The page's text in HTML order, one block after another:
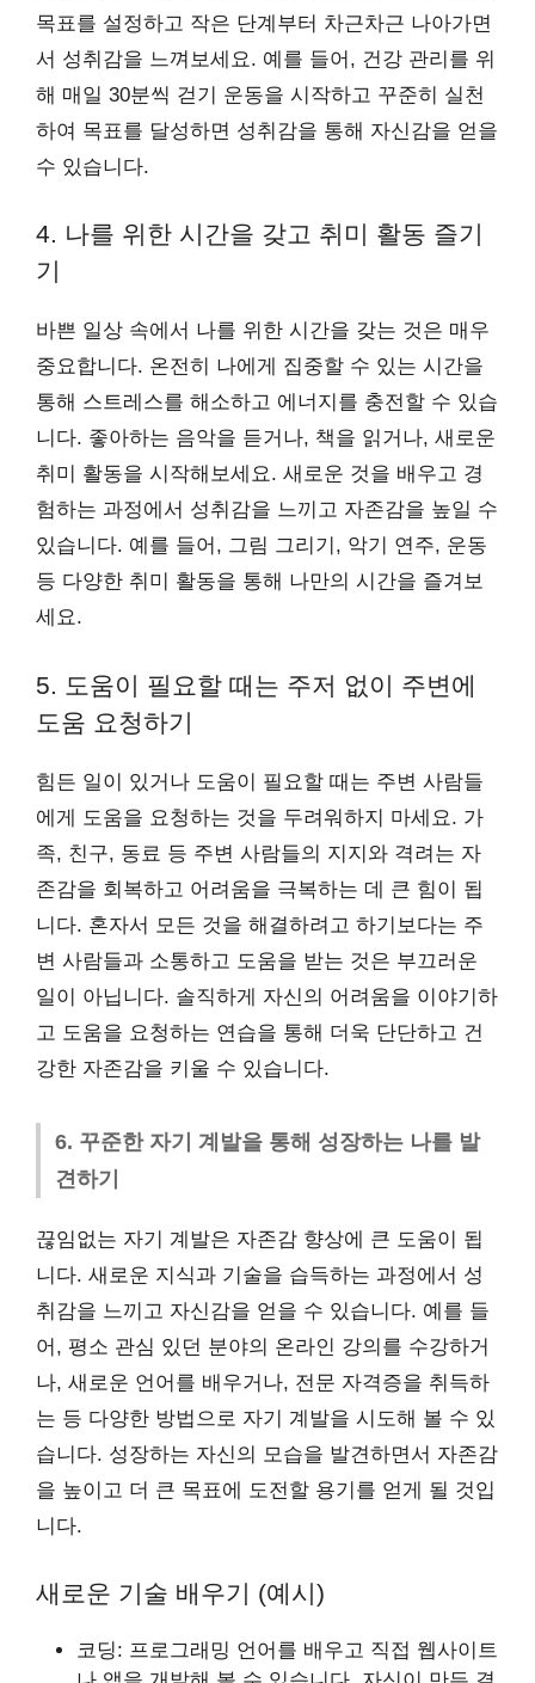
목표를 설정하고 작은 단계부터 차근차근 나아가면
서 성취감을 느껴보세요. 예를 들어, 건강 관리를 위
해 매일 30분씩 걷기 운동을 시작하고 꾸준히 실천
하여 목표를 달성하면 성취감을 통해 자신감을 얻을
수 있습니다.
4. 나를 위한 시간을 갖고 취미 활동 즐기
기
바쁜 일상 속에서 나를 위한 시간을 갖는 것은 매우
중요합니다. 온전히 나에게 집중할 수 있는 시간을
통해 스트레스를 해소하고 에너지를 충전할 수 있습
니다. 좋아하는 음악을 듣거나, 책을 읽거나, 새로운
취미 활동을 시작해보세요. 새로운 것을 배우고 경
험하는 과정에서 성취감을 느끼고 자존감을 높일 수
있습니다. 예를 들어, 그림 그리기, 악기 연주, 운동
등 다양한 취미 활동을 통해 나만의 시간을 즐겨보
세요.
5. 도움이 필요할 때는 주저 없이 주변에
도움 요청하기
힘든 일이 있거나 도움이 필요할 때는 주변 사람들
에게 도움을 요청하는 것을 두려워하지 마세요. 가
족, 친구, 동료 등 주변 사람들의 지지와 격려는 자
존감을 회복하고 어려움을 극복하는 데 큰 힘이 됩
니다. 혼자서 모든 것을 해결하려고 하기보다는 주
변 사람들과 소통하고 도움을 받는 것은 부끄러운
일이 아닙니다. 솔직하게 자신의 어려움을 이야기하
고 도움을 요청하는 연습을 통해 더욱 단단하고 건
강한 자존감을 키울 수 있습니다.
6. 꾸준한 자기 계발을 통해 성장하는 나를 발
견하기
끊임없는 자기 계발은 자존감 향상에 큰 도움이 됩
니다. 새로운 지식과 기술을 습득하는 과정에서 성
취감을 느끼고 자신감을 얻을 수 있습니다. 예를 들
어, 평소 관심 있던 분야의 온라인 강의를 수강하거
나, 새로운 언어를 배우거나, 전문 자격증을 취득하
는 등 다양한 방법으로 자기 계발을 시도해 볼 수 있
습니다. 성장하는 자신의 모습을 발견하면서 자존감
을 높이고 더 큰 목표에 도전할 용기를 얻게 될 것입
니다.
새로운 기술 배우기 (예시)
코딩: 프로그래밍 언어를 배우고 직접 웹사이트